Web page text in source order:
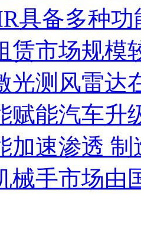
具备多种
赁市场规模
光测风雷达
赋能汽车升
加速渗透
械手市场由